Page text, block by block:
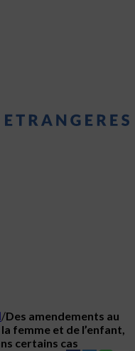
/Des amendements au
femme et de l’enfant,
certains cas